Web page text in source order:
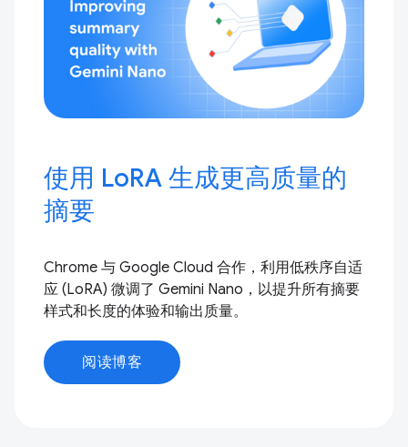
使用 LoRA 生成更高质量的
摘要
Chrome 与 Google Cloud 合作，利用低秩序自适
应 (LoRA) 微调了 Gemini Nano，以提升所有摘要
样式和长度的体验和输出质量。
阅读博客